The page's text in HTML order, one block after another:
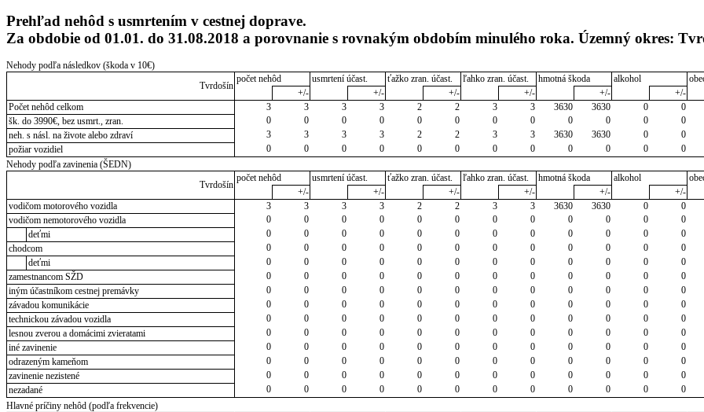
Prehľad nehôd s usmrtením v cestnej doprave.
Za obdobie od 01.01. do 31.08.2018 a porovnanie s rovnakým obdobím minulého roka. Územný okres:
Nehody podľa následkov (škoda v 10€)
Tvrdošín
počet nehôd usmrtení účast. ťažko zran. účast. ľahko zran. účast. hmotná škoda alkohol
+/-
+/- +/- +/- +/- +/-
Počet nehôd celkom
3 3 3 3 2 2 3 3 3630 3630 0 0
šk. do 3990€, bez usmrt., zran.
0 0 0 0 0 0 0 0 0 0 0 0
neh. s násl. na živote alebo zdraví
3 3 3 3 2 2 3 3 3630 3630 0 0
požiar vozidiel
0 0 0 0 0 0 0 0 0 0 0 0
Nehody podľa zavinenia (ŠEDN)
Tvrdošín
počet nehôd usmrtení účast. ťažko zran. účast. ľahko zran. účast. hmotná škoda alkohol
+/-
+/- +/- +/- +/- +/-
vodičom motorového vozidla
3 3 3 3 2 2 3 3 3630 3630 0 0
vodičom nemotorového vozidla
0 0 0 0 0 0 0 0 0 0 0 0
deťmi
0 0 0 0 0 0 0 0 0 0 0 0
chodcom
0 0 0 0 0 0 0 0 0 0 0 0
deťmi
0 0 0 0 0 0 0 0 0 0 0 0
zamestnancom SŽD
0 0 0 0 0 0 0 0 0 0 0 0
iným účastníkom cestnej premávky
0 0 0 0 0 0 0 0 0 0 0 0
závadou komunikácie
0 0 0 0 0 0 0 0 0 0 0 0
technickou závadou vozidla
0 0 0 0 0 0 0 0 0 0 0 0
lesnou zverou a domácimi zvieratami
0 0 0 0 0 0 0 0 0 0 0 0
iné zavinenie
0 0 0 0 0 0 0 0 0 0 0 0
odrazeným kameňom
0 0 0 0 0 0 0 0 0 0 0 0
zavinenie nezistené
0 0 0 0 0 0 0 0 0 0 0 0
nezadané
0 0 0 0 0 0 0 0 0 0 0 0
Hlavné príčiny nehôd (podľa frekvencie)